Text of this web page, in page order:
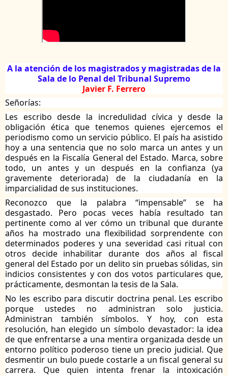
A la atención de los magistrados y magistradas de la
Sala de lo Penal del Tribunal Supremo
Javier F. Ferrero
Señorías:
Les escribo desde la incredulidad cívica y desde la
obligación ética que tenemos quienes ejercemos el
periodismo como un servicio público. El país ha asistido
hoy a una sentencia que no solo marca un antes y un
después en la Fiscalía General del Estado. Marca, sobre
todo, un antes y un después en la confianza (ya
gravemente deteriorada) de la ciudadanía en la
imparcialidad de sus instituciones.
Reconozco que la palabra “impensable” se ha
desgastado. Pero pocas veces había resultado tan
pertinente como al ver cómo un tribunal que durante
años ha mostrado una flexibilidad sorprendente con
determinados poderes y una severidad casi ritual con
otros decide inhabilitar durante dos años al fiscal
general del Estado por un delito sin pruebas sólidas, sin
indicios consistentes y con dos votos particulares que,
prácticamente, desmontan la tesis de la Sala.
No les escribo para discutir doctrina penal. Les escribo
porque ustedes no administran solo justicia.
Administran también símbolos. Y hoy, con esta
resolución, han elegido un símbolo devastador: la idea
de que enfrentarse a una mentira organizada desde un
entorno político poderoso tiene un precio judicial. Que
desmentir un bulo puede costarle a un fiscal general su
carrera. Que quien intenta frenar la intoxicación